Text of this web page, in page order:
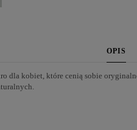
OPIS
dla kobiet, które cenią sobie